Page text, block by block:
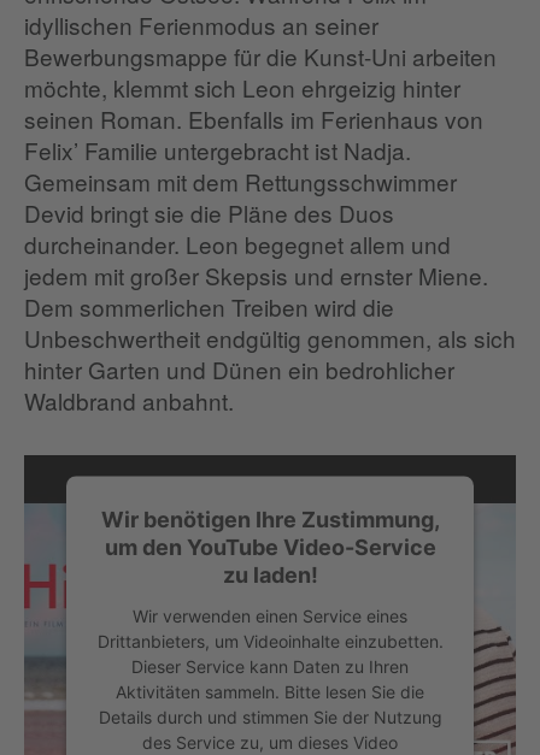
idyllischen Ferienmodus an seiner
Bewerbungsmappe für die Kunst-Uni arbeiten
möchte, klemmt sich Leon ehrgeizig hinter
seinen Roman. Ebenfalls im Ferienhaus von
Felix’ Familie untergebracht ist Nadja.
Gemeinsam mit dem Rettungsschwimmer
Devid bringt sie die Pläne des Duos
durcheinander. Leon begegnet allem und
jedem mit großer Skepsis und ernster Miene.
Dem sommerlichen Treiben wird die
Unbeschwertheit endgültig genommen, als sich
hinter Garten und Dünen ein bedrohlicher
Waldbrand anbahnt.
Wir benötigen Ihre Zustimmung,
um den YouTube Video-Service
zu laden!
Wir verwenden einen Service eines
Drittanbieters, um Videoinhalte einzubetten.
Dieser Service kann Daten zu Ihren
Aktivitäten sammeln. Bitte lesen Sie die
Details durch und stimmen Sie der Nutzung
des Service zu, um dieses Video